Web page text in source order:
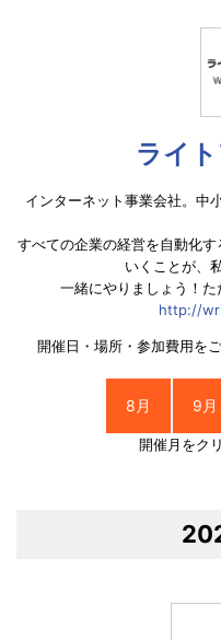
ライ
インターネット事業会社。中
すべての企業の経営を自動化
いくことが、
一緒にやりましょう！
http://
開催日・場所・参加費用を
8月 9月
開催月をク